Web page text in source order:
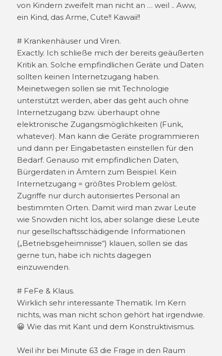
von Kindern zweifelt man nicht an … weil .. Aww,
ein Kind, das Arme, Cute!! Kawaii!!
# Krankenhäuser und Viren.
Exactly. Ich schließe mich der bereits geäußerten
Kritik an. Solche empfindlichen Geräte und Daten
sollten keinen Internetzugang haben.
Meinetwegen sollen sie mit Technologie
unterstützt werden, aber das geht auch ohne
Internetzugang bzw. überhaupt ohne
elektronische Zugangsmöglichkeiten (Funk,
whatever). Man kann die Geräte programmieren
und dann per Eingabetasten einstellen für den
Bedarf. Genauso mit empfindlichen Daten,
Bürgerdaten in Ämtern zum Beispiel. Kein
Internetzugang = größtes Problem gelöst.
Zugriffe nur durch autorisiertes Personal an
bestimmten Orten. Damit wird man zwar Leute
wie Snowden nicht los, aber solange diese Leute
nur gesellschaftsschädigende Informationen
(„Betriebsgeheimnisse“) klauen, sollen sie das
gerne tun, habe ich nichts dagegen
einzuwenden.
# FeFe & Klaus.
Wirklich sehr interessante Thematik. Im Kern
nichts, was man nicht schon gehört hat irgendwie.
😀 Wie das mit Kant und dem Konstruktivismus.
Weil ihr bei Minute 63 die Frage in den Raum